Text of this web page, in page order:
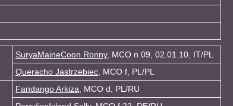
SuryaMaineCoon Ronny, MCO n 09, 02.01.10, IT/PL
Queracho Jastrzebiec , MCO f, PL/PL
Fandango Arkiza , MCO d, PL/RU